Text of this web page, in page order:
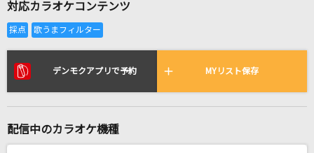
全国りれき
ダーリン
Mrs. GREEN APPLE
シルエット
KANA-BOON
対応カラオケコンテンツ
デンモクアプリで予約 MYリスト保存
配信中のカラオケ機種